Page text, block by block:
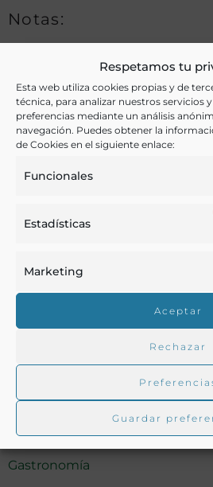
Respetamos tu
Esta web utiliza cookies propias y de
técnica, para analizar nuestros servicios
preferencias mediante un análisis
navegación. Puedes obtener la
de Cookies en el siguiente enlace:
Funcionales
Estadísticas
Marketing
Aceptar
Rechazar
Guardar
Notas:
varias universidades. Entre sus
encuentran De utraque
dialectica(Pamplona, 1570); y
sucesivas de su obra principal
(Pamplona, Tomás Porralis de
El gobierno del ciudadano
Altarach, 1584). En Gil Pujol,
y humanismo cívico en el
, 19 (2001): 82.
Ver más libros de estas
Alimentos,Dietética y nutrición,
Gastronomía